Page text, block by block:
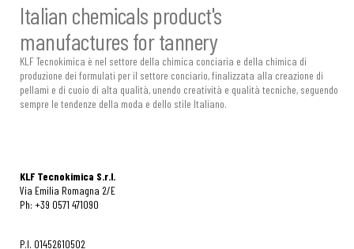
Italian chemicals product's
manufactures for tannery
KLF Tecnokimica è nel settore della chimica conciaria e della chimica di
produzione dei formulati per il settore conciario, finalizzata alla creazione di
pellami e di cuoio di alta qualità, unendo creatività e qualità tecniche, seguendo
sempre le tendenze della moda e dello stile Italiano.
KLF Tecnokimica S.r.l.
Via Emilia Romagna 2/E
Ph: +39 0571 471090
P.I. 01452610502